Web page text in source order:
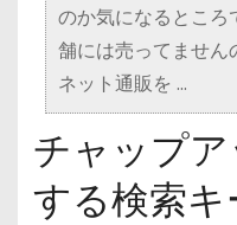
のか気になるところ
舗には売ってません
ネット通販を …
チャップ
する検索キ